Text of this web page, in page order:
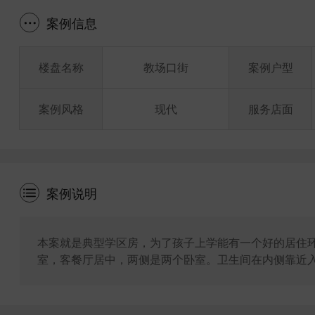
案例信息
楼盘名称
案例风格
教场口街
现代
案例户型
服务店面
案例说明
本案就是典型学区房，为了孩子上学能有一个好的居
室，客餐厅居中，两侧是两个卧室。卫生间在内侧靠近